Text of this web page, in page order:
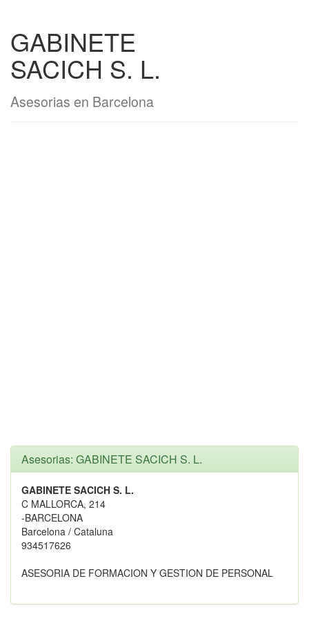
GABINETE
SACICH S. L.
Asesorias en Barcelona
Asesorias: GABINETE SACICH S. L.
GABINETE SACICH S. L.
C MALLORCA, 214
-BARCELONA
Barcelona / Cataluna
934517626
ASESORIA DE FORMACION Y GESTION DE PERSONAL